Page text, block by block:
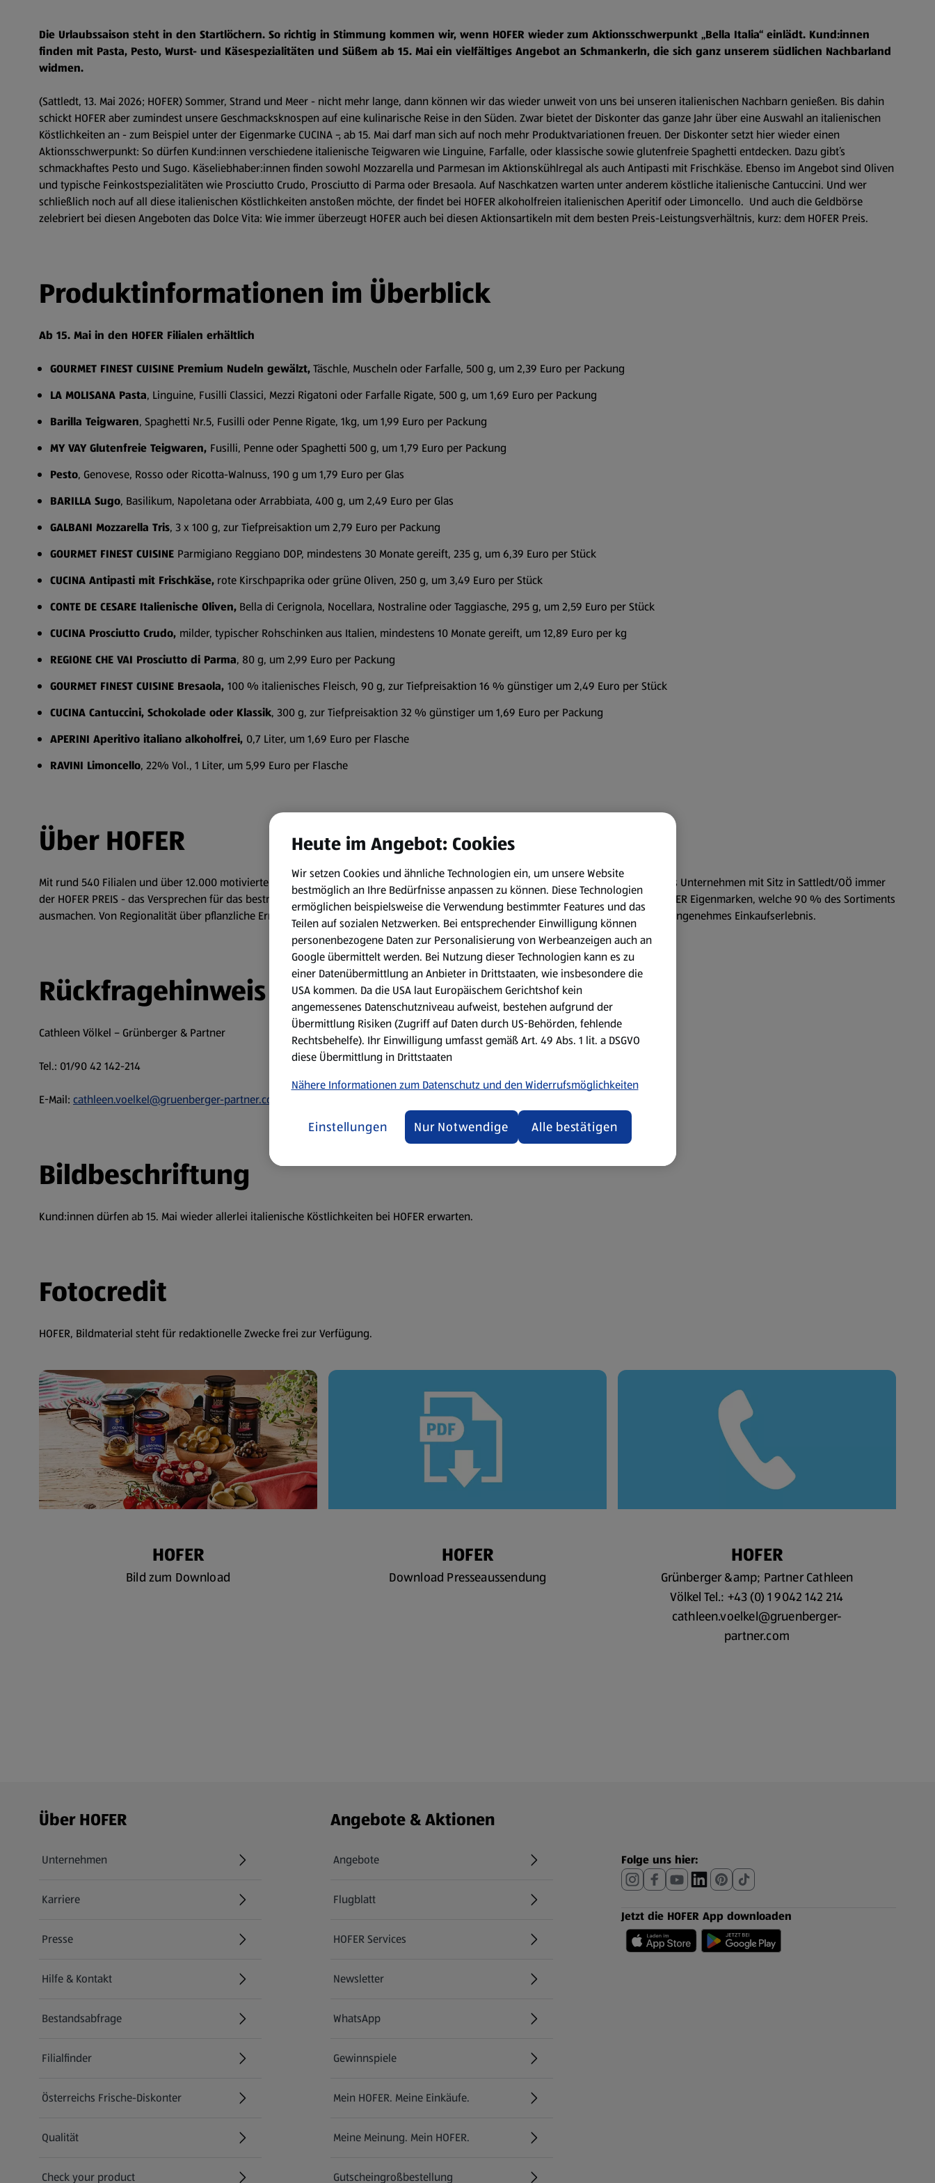
Die Urlaubssaison steht in den Startlöchern. So richtig in Stimmung kommen wir, wenn HOFER wieder zum Aktionsschwerpunkt „Bella Italia“ einlädt. Kund:innen
finden mit Pasta, Pesto, Wurst- und Käsespezialitäten und Süßem ab 15. Mai ein vielfältiges Angebot an Schmankerln, die sich ganz unserem südlichen Nachbarland
widmen.
(Sattledt, 13. Mai 2026; HOFER) Sommer, Strand und Meer - nicht mehr lange, dann können wir das wieder unweit von uns bei unseren italienischen Nachbarn genießen. Bis dahin
schickt HOFER aber zumindest unsere Geschmacksknospen auf eine kulinarische Reise in den Süden. Zwar bietet der Diskonter das ganze Jahr über eine Auswahl an italienischen
Köstlichkeiten an - zum Beispiel unter der Eigenmarke CUCINA -, ab 15. Mai darf man sich auf noch mehr Produktvariationen freuen. Der Diskonter setzt hier wieder einen
Aktionsschwerpunkt: So dürfen Kund:innen verschiedene italienische Teigwaren wie Linguine, Farfalle, oder klassische sowie glutenfreie Spaghetti entdecken. Dazu gibt’s
schmackhaftes Pesto und Sugo. Käseliebhaber:innen finden sowohl Mozzarella und Parmesan im Aktionskühlregal als auch Antipasti mit Frischkäse. Ebenso im Angebot sind Oliven
und typische Feinkostspezialitäten wie Prosciutto Crudo, Prosciutto di Parma oder Bresaola. Auf Naschkatzen warten unter anderem köstliche italienische Cantuccini. Und wer
schließlich noch auf all diese italienischen Köstlichkeiten anstoßen möchte, der findet bei HOFER alkoholfreien italienischen Aperitif oder Limoncello. Und auch die Geldbörse
zelebriert bei diesen Angeboten das Dolce Vita: Wie immer überzeugt HOFER auch bei diesen Aktionsartikeln mit dem besten Preis-Leistungsverhältnis, kurz: dem HOFER Preis.
Produktinformationen im Überblick
Ab 15. Mai in den HOFER Filialen erhältlich
GOURMET FINEST CUISINE Premium Nudeln gewälzt,Täschle, Muscheln oder Farfalle, 500 g, um 2,39 Euro per Packung
LA MOLISANA Pasta, Linguine, Fusilli Classici, Mezzi Rigatoni oder Farfalle Rigate, 500 g, um 1,69 Euro per Packung
Barilla Teigwaren, Spaghetti Nr.5, Fusilli oder Penne Rigate, 1kg, um 1,99 Euro per Packung
MY VAY Glutenfreie Teigwaren, Fusilli, Penne oder Spaghetti 500 g, um 1,79 Euro per Packung
Pesto, Genovese, Rosso oder Ricotta-Walnuss, 190 g um 1,79 Euro per Glas
BARILLA Sugo, Basilikum, Napoletana oder Arrabbiata, 400 g, um 2,49 Euro per Glas
GALBANI Mozzarella Tris, 3 x 100 g, zur Tiefpreisaktion um 2,79 Euro per Packung
GOURMET FINEST CUISINE Parmigiano Reggiano DOP, mindestens 30 Monate gereift, 235 g, um 6,39 Euro per Stück
CUCINA Antipasti mit Frischkäse, rote Kirschpaprika oder grüne Oliven, 250 g, um 3,49 Euro per Stück
CONTE DE CESARE Italienische Oliven, Bella di Cerignola, Nocellara, Nostraline oder Taggiasche, 295 g, um 2,59 Euro per Stück
CUCINA Prosciutto Crudo, milder, typischer Rohschinken aus Italien, mindestens 10 Monate gereift, um 12,89 Euro per kg
REGIONE CHE VAI Prosciutto di Parma, 80 g, um 2,99 Euro per Packung
GOURMET FINEST CUISINE Bresaola, 100 % italienisches Fleisch, 90 g, zur Tiefpreisaktion 16 % günstiger um 2,49 Euro per Stück
CUCINA Cantuccini, Schokolade oder Klassik, 300 g, zur Tiefpreisaktion 32 % günstiger um 1,69 Euro per Packung
APERINI Aperitivo italiano alkoholfrei, 0,7 Liter, um 1,69 Euro per Flasche
RAVINI Limoncello, 22% Vol., 1 Liter, um 5,99 Euro per Flasche
Über HOFER
Mit rund 540 Filialen und über 12.000 motivierten Mitarbeiter:innen ist HOFER Diskonter Nr. 1 in Österreich. Im Mittelpunkt steht für das Unternehmen mit Sitz in Sattledt/OÖ immer
der HOFER PREIS - das Versprechen für das bestmögliche Preis-Leistungs-Verhältnis. Dafür sorgen die starken und unabhängigen HOFER Eigenmarken, welche 90 % des Sortiments
ausmachen. Von Regionalität über pflanzliche Ernährung bis hin zu mehr Frische bietet HOFER seinen Kund:innen ein modernes und angenehmes Einkaufserlebnis.
Rückfragehinweis für Medien
Cathleen Völkel – Grünberger & Partner
Tel.: 01/90 42 142-214
E-Mail: cathleen.voelkel@gruenberger-partner.com
Bildbeschriftung
Kund:innen dürfen ab 15. Mai wieder allerlei italienische Köstlichkeiten bei HOFER erwarten.
Fotocredit
HOFER, Bildmaterial steht für redaktionelle Zwecke frei zur Verfügung.
HOFER
Bild zum Download
HOFER
Download Presseaussendung
HOFER
Grünberger &amp; Partner Cathleen
Völkel Tel.: +43 (0) 1 9042 142 214
cathleen.voelkel@gruenberger-
partner.com
Fußzeilenmenü - weitere Links
Über HOFER
Unternehmen
Karriere
(öffnet in einem neuen Tab)
Presse
Hilfe & Kontakt
(öffnet in einem neuen Tab)
Bestandsabfrage
(öffnet in einem neuen Tab)
Filialfinder
Österreichs Frische-Diskonter
Qualität
Check your product
Angebote & Aktionen
Angebote
Flugblatt
HOFER Services
Newsletter
WhatsApp
Gewinnspiele
Mein HOFER. Meine Einkäufe.
Meine Meinung. Mein HOFER.
Gutscheingroßbestellung
Folge uns hier:
Jetzt die HOFER App downloaden
Heute im Angebot: Cookies
Wir setzen Cookies und ähnliche Technologien ein, um unsere Website
bestmöglich an Ihre Bedürfnisse anpassen zu können. Diese Technologien
ermöglichen beispielsweise die Verwendung bestimmter Features und das
Teilen auf sozialen Netzwerken. Bei entsprechender Einwilligung können
personenbezogene Daten zur Personalisierung von Werbeanzeigen auch an
Google übermittelt werden. Bei Nutzung dieser Technologien kann es zu
einer Datenübermittlung an Anbieter in Drittstaaten, wie insbesondere die
USA kommen. Da die USA laut Europäischem Gerichtshof kein
angemessenes Datenschutzniveau aufweist, bestehen aufgrund der
Übermittlung Risiken (Zugriff auf Daten durch US-Behörden, fehlende
Rechtsbehelfe). Ihr Einwilligung umfasst gemäß Art. 49 Abs. 1 lit. a DSGVO
diese Übermittlung in Drittstaaten
Nähere Informationen zum Datenschutz und den Widerrufsmöglichkeiten
Einstellungen Nur Notwendige Alle bestätigen